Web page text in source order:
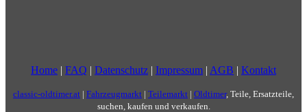
Home | FAQ | Datenschutz | Impressum | AGB | Kontakt
classic-oldtimer.at | Fahrzeugmarkt | Teilemarkt | Oldtimer, Teile, Ersatzteile,
suchen, kaufen und verkaufen.